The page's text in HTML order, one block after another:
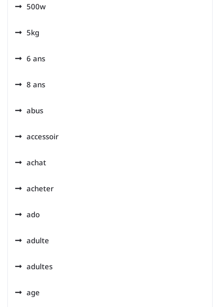
500w
5kg
6 ans
8 ans
abus
accessoir
achat
acheter
ado
adulte
adultes
age